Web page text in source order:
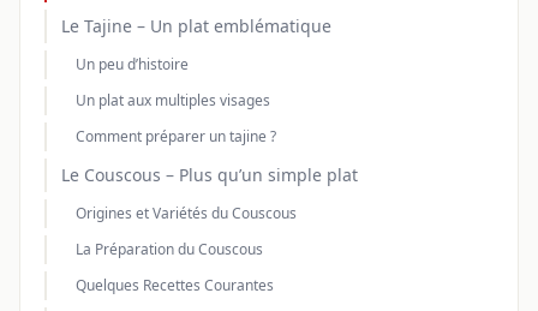
Le Tajine – Un plat emblématique
Un peu d’histoire
Un plat aux multiples visages
Comment préparer un tajine ?
Le Couscous – Plus qu’un simple plat
Origines et Variétés du Couscous
La Préparation du Couscous
Quelques Recettes Courantes